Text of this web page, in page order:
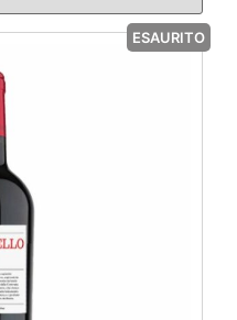
ESAURITO